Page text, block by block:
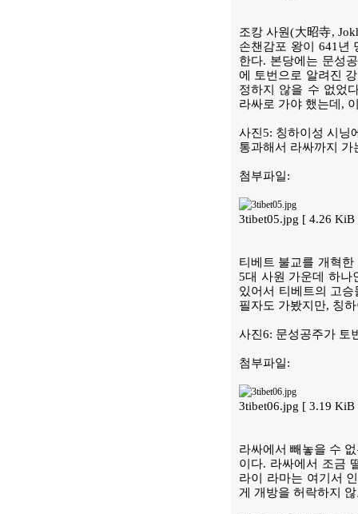
조캉 사원(大昭寺,
손챈감포 왕이 641년
한다. 본당에는 문성
에 토번으로 알려진
정하지 않을 수 없었
라싸로 가야 했는데,
사진5: 칭하이성 시닝
통과해서 라싸까지
첨부파일:
3tibet05.jpg [ 4.26
티베트 불교를 개혁
5대 사원 가운데 하나
있어서 티베트의 고
필자도 가봤지만, 칭
사진6: 문성공주가 토
첨부파일:
3tibet06.jpg [ 3.19
라싸에서 빼놓을 수
이다. 라싸에서 조금
라이 라마는 여기서
게 개방을 허락하지